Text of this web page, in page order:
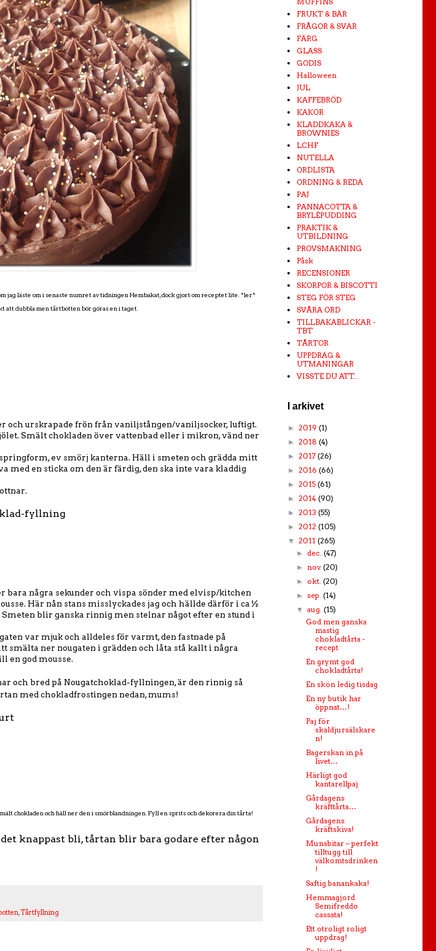
jag läste om i senaste numret av tidningen Hembakat, dock gjort om receptet lite. *ler*
att dubbla men tårtbotten bör göras en i taget.
och urskrapade frön från vaniljstången/vaniljsocker, luftigt.
Smält chokladen över vattenbad eller i mikron, vänd ner
ev smörj kanterna. Häll i smeten och grädda mitt
med en sticka om den är färdig, den ska inte vara kladdig
fyllning
bara några sekunder och vispa sönder med elvisp/kitchen
Här nån stans misslyckades jag och hällde därför i ca ½
blir ganska rinnig men stelnar något efter en stund i
var mjuk och alldeles för varmt, den fastnade på
smälta ner nougaten i grädden och låta stå kallt i några
en god mousse.
och bred på Nougatchoklad-fyllningen, är den rinnig så
med chokladfrostingen nedan, mums!
chokladen och häll ner den i smörblandningen. Fyll en sprits och dekorera din tårta!
knappast bli, tårtan blir bara godare efter någon
,Tårtfyllning
FRUKT & BÄR
FRÅGOR & SVAR
FÄRG
GLASS
GODIS
Halloween
JUL
KAFFEBRÖD
KAKOR
KLADDKAKA &
BROWNIES
LCHF
NUTELLA
ORDLISTA
ORDNING & REDA
PAJ
PANNACOTTA &
BRYLÉPUDDING
PRAKTIK &
UTBILDNING
PROVSMAKNING
Påsk
RECENSIONER
SKORPOR & BISCOTTI
STEG FÖR STEG
SVÅRA ORD
TILLBAKABLICKAR -
TBT
TÅRTOR
UPPDRAG &
UTMANINGAR
VISSTE DU ATT...
I arkivet
► 2019 (1)
► 2018 (4)
► 2017 (26)
► 2016 (66)
► 2015 (61)
► 2014 (90)
► 2013 (55)
► 2012 (105)
▼ 2011 (265)
► dec.(47)
► nov.(20)
► okt.(20)
►sep.(14)
▼aug.(15)
God men ganska
mastig
chokladtårta -
recept
En grymt god
chokladtårta!
En skön ledig tisdag
En ny butik har
öppnat…!
Paj för
skaldjursälskare
n!
Bagerskan in på
livet…
Härligt god
kantarellpaj
Gårdagens
kräfttårta…
Gårdagens
kräftskiva!
Munsbitar – perfekt
tilltugg till
välkomtsdrinken
!
Saftig banankaka!
Hemmagjord
Semifreddo
cassata!
Ett otroligt roligt
uppdrag!